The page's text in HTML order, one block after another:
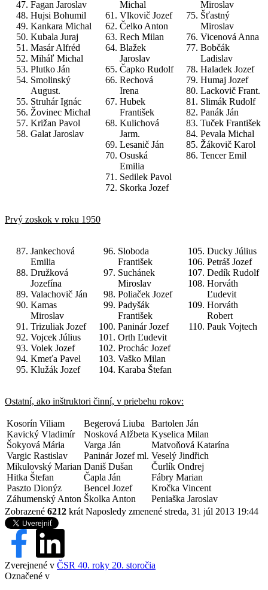
Fagan Jaroslav
Hujsi Bohumil
Kankara Michal
Kubala Juraj
Masár Alfréd
Miháľ Michal
Plutko Ján
Smolinský
August.
Struhár Ignác
Žovinec Michal
Križan Pavol
Galat Jaroslav
Michal
Vlkovič Jozef
Čelko Anton
Rech Milan
Blažek
Jaroslav
Čapko Rudolf
Rechová
Irena
Hubek
František
Kulichová
Jarm.
Lesanič Ján
Osuská
Emilia
Sedilek Pavol
Skorka Jozef
Miroslav
Šťastný
Miroslav
Vicenová Anna
Bobčák
Ladislav
Haladek Jozef
Humaj Jozef
Lackovič Frant.
Slimák Rudolf
Panák Ján
Tuček František
Pevala Michal
Žákovič Karol
Tencer Emil
Prvý zoskok v roku 1950
Jankechová
Emilia
Družková
Jozefína
Valachovič Ján
Kamas
Miroslav
Trizuliak Jozef
Vojcek Július
Volek Jozef
Kmeťa Pavel
Klužák Jozef
Sloboda
František
Suchánek
Miroslav
Poliaček Jozef
Padyšák
František
Paninár Jozef
Orth Ľudevit
Prochác Jozef
Vaško Milan
Karaba Štefan
Ducky Július
Petráš Jozef
Dedík Rudolf
Horváth
Ľudevit
Horváth
Robert
Pauk Vojtech
Ostatní, ako inštruktori činní, v priebehu rokov:
Kosorín Viliam
Kavický Vladimír
Šokyová Mária
Vargic Rastislav
Mikulovský Marian
Hitka Štefan
Paszto Dionýz
Záhumenský Anton
Begerová Liuba
Nosková Alžbeta
Varga Ján
Paninár Jozef ml.
Daniš Dušan
Čapla Ján
Bencel Jozef
Školka Anton
Bartolen Ján
Kyselica Milan
Matvoňová Katarína
Veselý Jindřich
Čurlík Ondrej
Fábry Marian
Kročka Vincent
Peniaška Jaroslav
Zobrazené 6212 krát Naposledy zmenené streda, 31 júl 2013 19:44
Zverejnené v ČSR 40. roky 20. storočia
Označené v